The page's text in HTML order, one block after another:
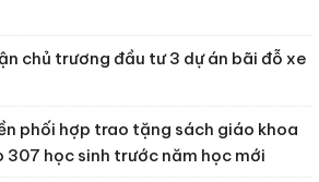
chủ trương đầu tư 3 dự án bãi đỗ xe
phối hợp trao tặng sách giáo khoa
307 học sinh trước năm học mới